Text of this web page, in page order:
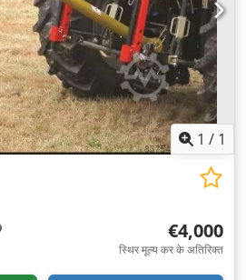
1 / 1
€4,000
स्थिर मूल्य कर के अतिरिक्त